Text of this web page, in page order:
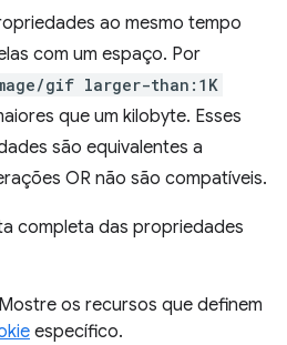
ao mesmo tempo
com um espaço. Por
gif larger-than:1K
que um kilobyte. Esses
são equivalentes a
OR não são compatíveis.
completa das propriedades
os recursos que definem
específico.